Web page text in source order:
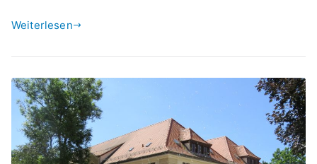
Weiterlesen